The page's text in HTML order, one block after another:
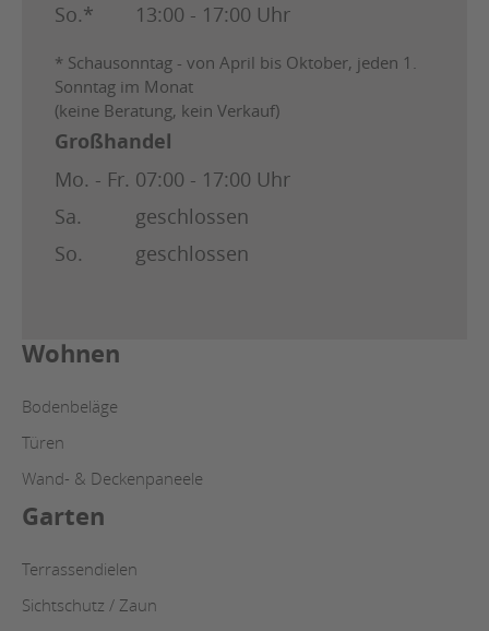
So.*
13:00 - 17:00 Uhr
* Schausonntag - von April bis Oktober, jeden 1.
Sonntag im Monat
(keine Beratung, kein Verkauf)
Großhandel
Mo. - Fr. 07:00 - 17:00 Uhr
Sa.
geschlossen
So.
geschlossen
Wohnen
Bodenbeläge
Türen
Wand- & Deckenpaneele
Garten
Terrassendielen
Sichtschutz / Zaun